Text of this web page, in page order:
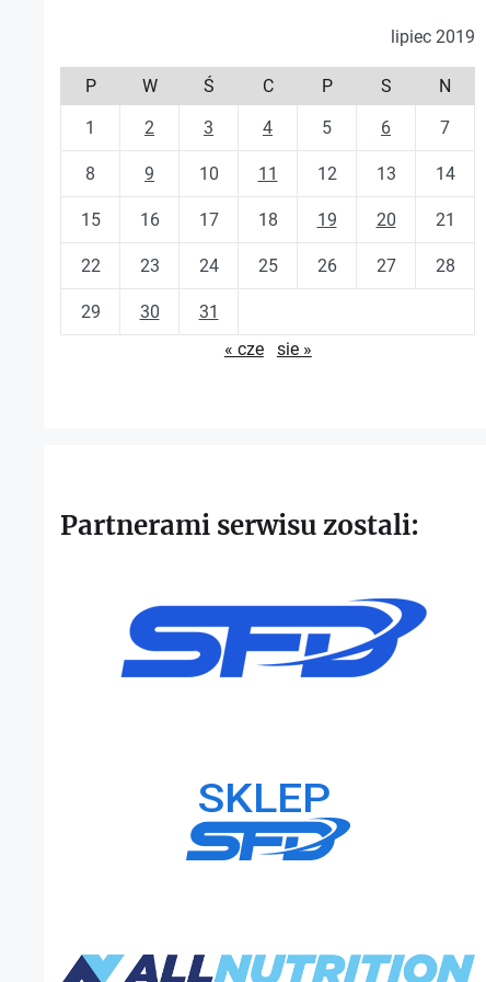
lipiec 2019
P W Ś C P S
N
1
2 3 4 5 6 7
8 9 10 11 12 13 14
15 16 17 18 19 20 21
22 23 24 25 26 27 28
29 30
31
« cze
sie »
Partnerami serwisu zostali: